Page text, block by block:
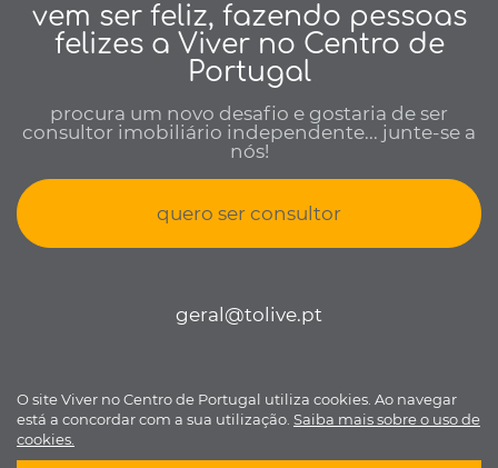
vem ser feliz, fazendo pessoas
felizes a Viver no Centro de
Portugal
procura um novo desafio e gostaria de ser
consultor imobiliário independente... junte-se a
nós!
quero ser consultor
geral@tolive.pt
Viver no Centro de Portugal © todos os direitos reservados •Política
de Privacidade• Livro de reclamações• Desenvolvido porBomsite
O site Viver no Centro de Portugal utiliza cookies. Ao navegar
está a concordar com a sua utilização. Saiba mais sobre o uso de
cookies.